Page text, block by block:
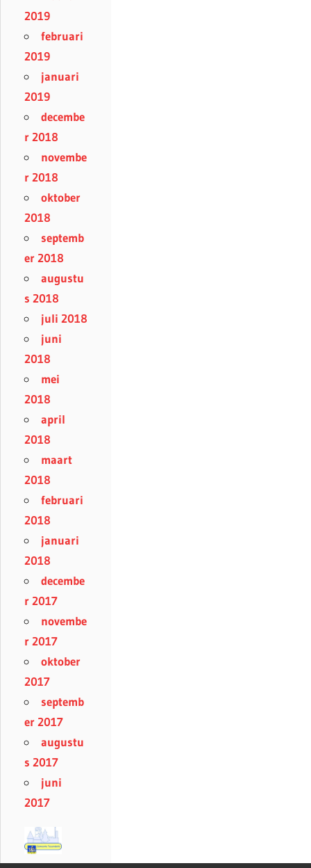
2019
februari
2019
januari
2019
decembe
r 2018
novembe
r 2018
oktober
2018
septemb
er 2018
augustu
s 2018
juli 2018
juni
2018
mei
2018
april
2018
maart
2018
februari
2018
januari
2018
decembe
r 2017
novembe
r 2017
oktober
2017
septemb
er 2017
augustu
s 2017
juni
2017